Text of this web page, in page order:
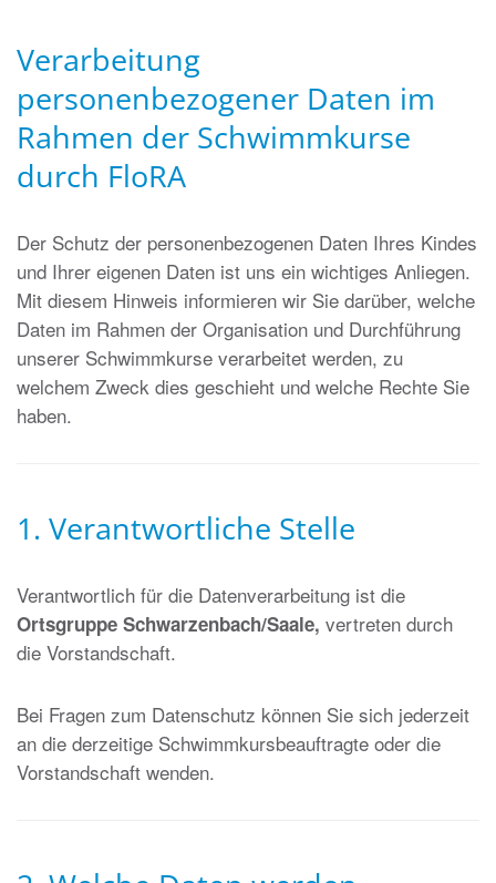
Verarbeitung
personenbezogener Daten im
Rahmen der Schwimmkurse
durch FloRA
Der Schutz der personenbezogenen Daten Ihres Kindes
und Ihrer eigenen Daten ist uns ein wichtiges Anliegen.
Mit diesem Hinweis informieren wir Sie darüber, welche
Daten im Rahmen der Organisation und Durchführung
unserer Schwimmkurse verarbeitet werden, zu
welchem Zweck dies geschieht und welche Rechte Sie
haben.
1. Verantwortliche Stelle
Verantwortlich für die Datenverarbeitung ist die
Ortsgruppe Schwarzenbach/Saale, vertreten durch
die Vorstandschaft.
Bei Fragen zum Datenschutz können Sie sich jederzeit
an die derzeitige Schwimmkursbeauftragte oder die
Vorstandschaft wenden.